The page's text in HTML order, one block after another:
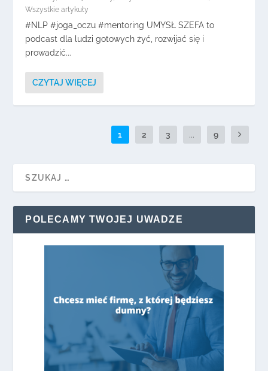
Wszystkie artykuły
#NLP #joga_oczu #mentoring UMYSŁ SZEFA to
podcast dla ludzi gotowych żyć, rozwijać się i
prowadzić...
CZYTAJ WIĘCEJ
1 2 3 ... 9
POLECAMY TWOJEJ UWADZE